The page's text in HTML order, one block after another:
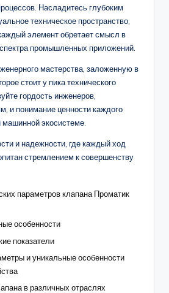
Насладитесь глубоким
техническое пространство,
элемент обретает смысл в
промышленных приложений.
мастерства, заложенную в
стоит у пика технического
гордость инженеров,
и понимание ценности каждого
экосистеме.
и надежности, где каждый ход
стремлением к совершенству
параметров клапана Проматик
особенности
показатели
и уникальные особенности
в различных отраслях